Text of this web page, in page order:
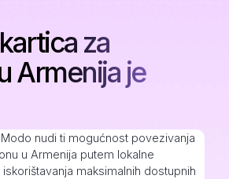
za
Armenija je
nudi ti mogućnost povezivanja
u Armenija putem lokalne
maksimalnih dostupnih